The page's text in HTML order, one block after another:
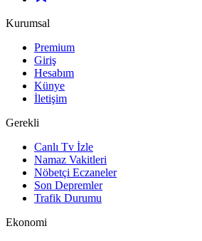
Kurumsal
Premium
Giriş
Hesabım
Künye
İletişim
Gerekli
Canlı Tv İzle
Namaz Vakitleri
Nöbetçi Eczaneler
Son Depremler
Trafik Durumu
Ekonomi